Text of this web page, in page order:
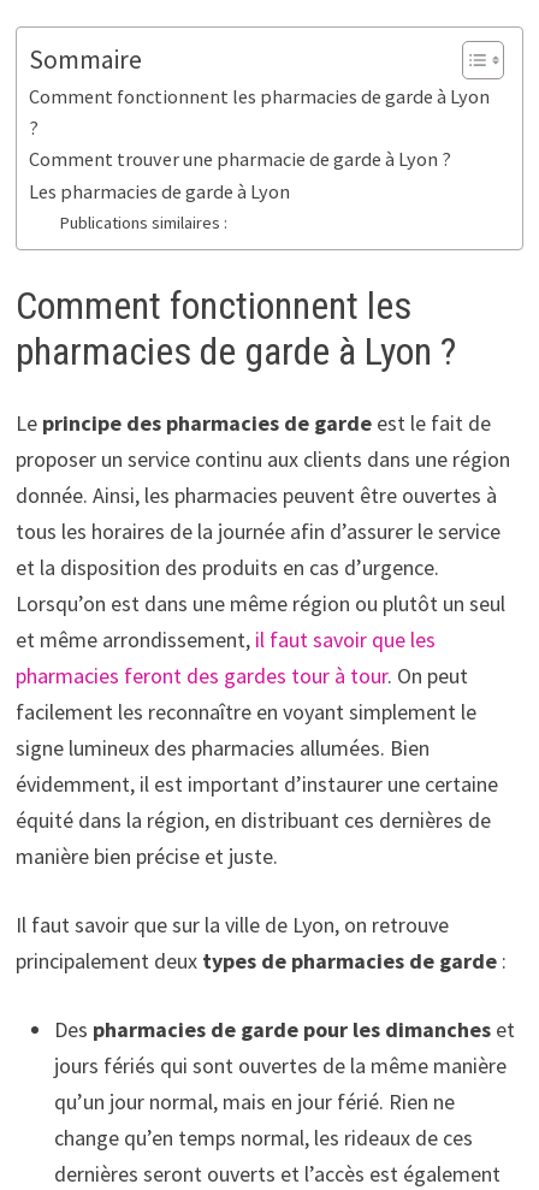
Sommaire
Comment fonctionnent les pharmacies de garde à Lyon
?
Comment trouver une pharmacie de garde à Lyon ?
Les pharmacies de garde à Lyon
Publications similaires :
Comment fonctionnent les
pharmacies de garde à Lyon ?
Leprincipe des pharmacies de gardeest le fait de
proposer un service continu aux clients dans une région
donnée. Ainsi, les pharmacies peuvent être ouvertes à
tous les horaires de la journée afin d’assurer le service
et la disposition des produits en cas d’urgence.
Lorsqu’on est dans une même région ou plutôt un seul
et même arrondissement,il faut savoir que les
pharmacies feront des gardes tour à tour. On peut
facilement les reconnaître en voyant simplement le
signe lumineux des pharmacies allumées. Bien
évidemment, il est important d’instaurer une certaine
équité dans la région, en distribuant ces dernières de
manière bien précise et juste.
Il faut savoir que sur la ville de Lyon, on retrouve
principalement deux types de pharmacies de garde :
Des pharmacies de garde pour les dimancheset
jours fériés qui sont ouvertes de la même manière
qu’un jour normal, mais en jour férié. Rien ne
change qu’en temps normal, les rideaux de ces
dernières seront ouverts et l’accès est également